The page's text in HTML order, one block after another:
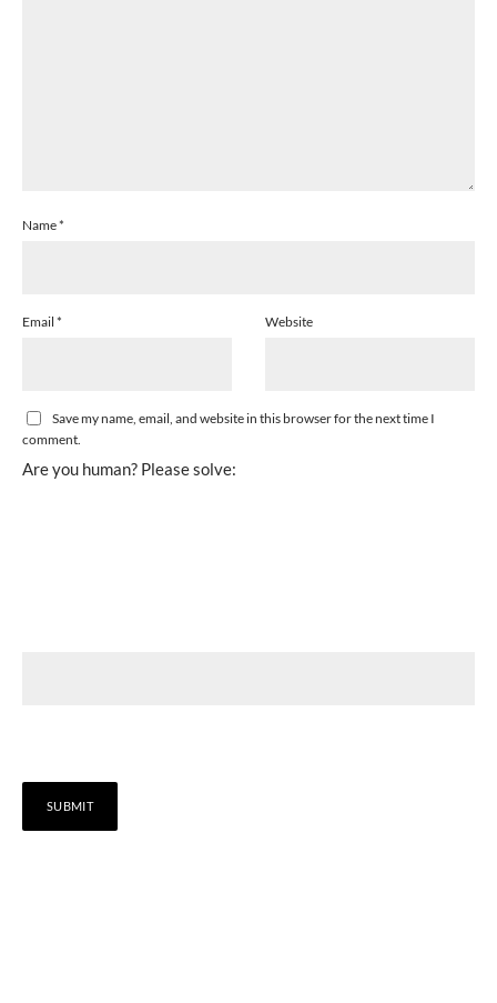
Name*
Email * Website
Save my name, email, and website in this browser for the next time I
comment.
Are you human? Please solve: